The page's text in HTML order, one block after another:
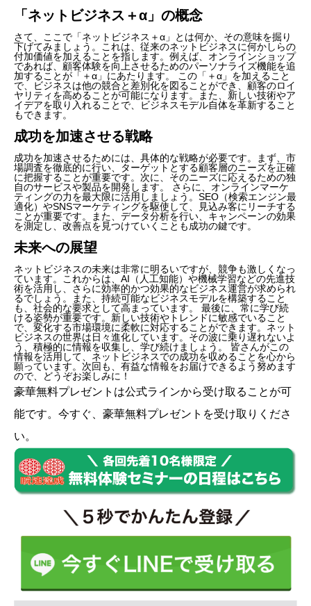
「ネットビジネス＋α」の概念
さて、ここで「ネットビジネス＋α」とは何か、その意味を掘り
下げてみましょう。これは、従来のネットビジネスに何かしらの
付加価値を加えることを指します。例えば、オンラインショップ
であれば、顧客体験を向上させるためのパーソナライズ機能を追
加することが「＋α」にあたります。 この「＋α」を加えること
で、ビジネスは他の競合と差別化を図ることができ、顧客のロイ
ヤリティを高めることが可能になります。また、新しい技術やア
イデアを取り入れることで、ビジネスモデル自体を革新すること
もできます。
成功を加速させる戦略
成功を加速させるためには、具体的な戦略が必要です。まず、市
場調査を徹底的に行い、ターゲットとする顧客層のニーズを正確
に把握することが重要です。次に、そのニーズに応えるための独
自のサービスや製品を開発します。 さらに、オンラインマーケ
ティングの力を最大限に活用しましょう。SEO（検索エンジン最
適化）やSNSマーケティングを駆使して、見込み客にリーチする
ことが重要です。また、データ分析を行い、キャンペーンの効果
を測定し、改善点を見つけていくことも成功の鍵です。
未来への展望
ネットビジネスの未来は非常に明るいですが、競争も激しくなっ
ています。これからは、AI（人工知能）や機械学習などの先進技
術を活用し、さらに効率的かつ効果的なビジネス運営が求められ
るでしょう。また、持続可能なビジネスモデルを構築すること
も、社会的な要求として高まっています。 最後に、常に学び続
ける姿勢が重要です。新しい技術やトレンドに敏感でいること
で、変化する市場環境に柔軟に対応することができます。ネット
ビジネスの世界は日々進化しています。その波に乗り遅れないよ
う、積極的に情報を収集し、学び続けましょう。 皆さんがこの
情報を活用して、ネットビジネスでの成功を収めることを心から
願っています。次回も、有益な情報をお届けできるよう努めます
ので、どうぞお楽しみに！
豪華無料プレゼントは公式ラインから受け取ることが可
能です。今すぐ、豪華無料プレゼントを受け取りくださ
い。